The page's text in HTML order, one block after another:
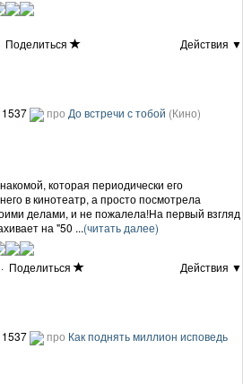
Поделиться
Действия ▼
про До встречи с тобой (Кино)
которая периодически его
в кинотеатр, а просто посмотрела
делами, и не пожалела!На первый взгляд
на "50 ...(читать далее)
· Поделиться
Действия ▼
про Как поднять миллион исповедь